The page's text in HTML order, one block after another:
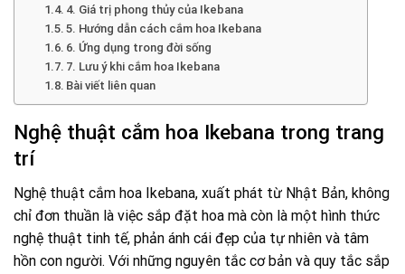
4. Giá trị phong thủy của Ikebana
5. Hướng dẫn cách cắm hoa Ikebana
6. Ứng dụng trong đời sống
7. Lưu ý khi cắm hoa Ikebana
Bài viết liên quan
Nghệ thuật cắm hoa Ikebana trong trang
trí
Nghệ thuật cắm hoa Ikebana, xuất phát từ Nhật Bản, không
chỉ đơn thuần là việc sắp đặt hoa mà còn là một hình thức
nghệ thuật tinh tế, phản ánh cái đẹp của tự nhiên và tâm
hồn con người. Với những nguyên tắc cơ bản và quy tắc sắp